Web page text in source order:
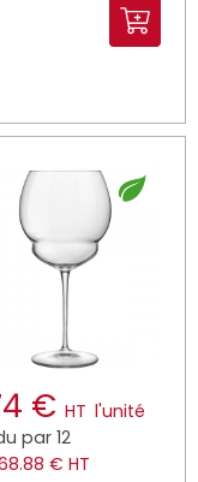
€ HT l'unité
par 12
€ HT